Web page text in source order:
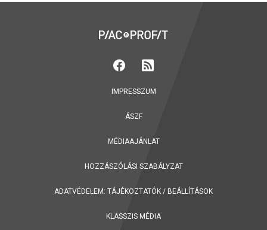
IMPRESSZUM
ÁSZF
MÉDIAAJÁNLAT
HOZZÁSZÓLÁSI SZABÁLYZAT
ADATVÉDELEM: TÁJÉKOZTATÓK / BEÁLLÍTÁSOK
KLASSZIS MÉDIA